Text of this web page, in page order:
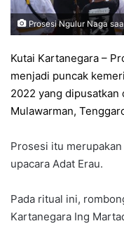
Prosesi Ngulur Naga
Kutai Kartanegara –
menjadi puncak
2022 yang dipusatkan
Mulawarman,
Prosesi itu
upacara Adat Erau.
Pada ritual ini,
Kartanegara Ing